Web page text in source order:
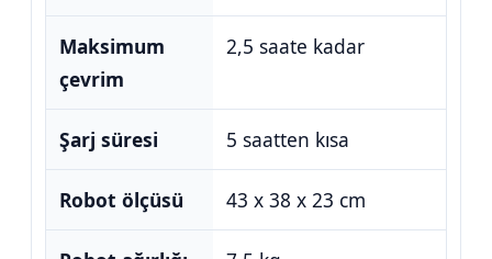
Maksimum
çevrim
2,5 saate kadar
Şarj süresi 5 saatten kısa
Robot ölçüsü 43 x 38 x 23 cm